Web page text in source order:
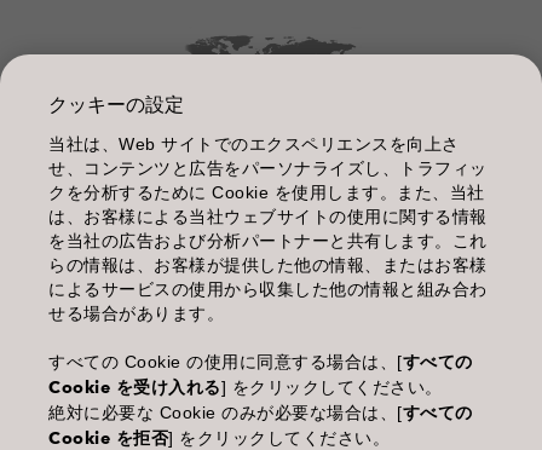
管理情報
利用規約
個人情報保護指針
化粧品等の使用上の注意
(土・日・休日を除く 9:00-12:00 / 13:00-17:00)
※年末年始休業；12/30~1/4
クッキーの設定
当社は、Web サイトでのエクスペリエンスを向上さ
せ、コンテンツと広告をパーソナライズし、トラフィッ
クを分析するために Cookie を使用します。また、当社
は、お客様による当社ウェブサイトの使用に関する情報
を当社の広告および分析パートナーと共有します。これ
らの情報は、お客様が提供した他の情報、またはお客様
によるサービスの使用から収集した他の情報と組み合わ
せる場合があります。
すべての Cookie の使用に同意する場合は、[すべての
Cookie を受け入れる] をクリックしてください。
絶対に必要な Cookie のみが必要な場合は、[すべての
Cookie を拒否] をクリックしてください。